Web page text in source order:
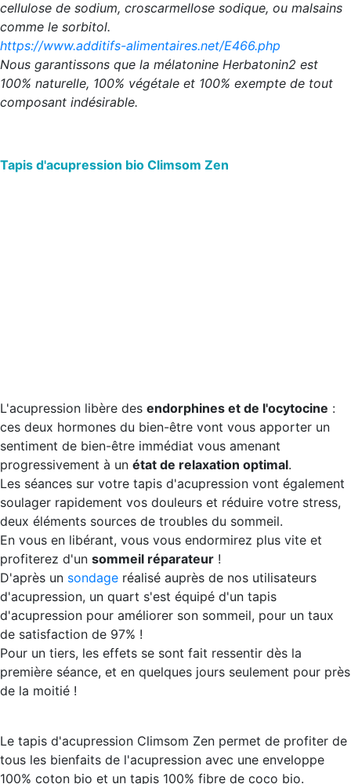
cellulose de sodium, croscarmellose sodique, ou malsains
comme le sorbitol.
https://www.additifs-alimentaires.net/E466.php
Nous garantissons que la mélatonine Herbatonin2 est
100% naturelle, 100% végétale et 100% exempte de tout
composant indésirable.
Tapis d'acupression bio Climsom Zen
L'acupression libère des endorphines et de l'ocytocine :
ces deux hormones du bien-être vont vous apporter un
sentiment de bien-être immédiat vous amenant
progressivement à un état de relaxation optimal.
Les séances sur votre tapis d'acupression vont également
soulager rapidement vos douleurs et réduire votre stress,
deux éléments sources de troubles du sommeil.
En vous en libérant, vous vous endormirez plus vite et
profiterez d'un sommeil réparateur !
D'après un sondage réalisé auprès de nos utilisateurs
d'acupression, un quart s'est équipé d'un tapis
d'acupression pour améliorer son sommeil, pour un taux
de satisfaction de 97% !
Pour un tiers, les effets se sont fait ressentir dès la
première séance, et en quelques jours seulement pour près
de la moitié !
Le tapis d'acupression Climsom Zen permet de profiter de
tous les bienfaits de l'acupression avec une enveloppe
100% coton bio et un tapis 100% fibre de coco bio.